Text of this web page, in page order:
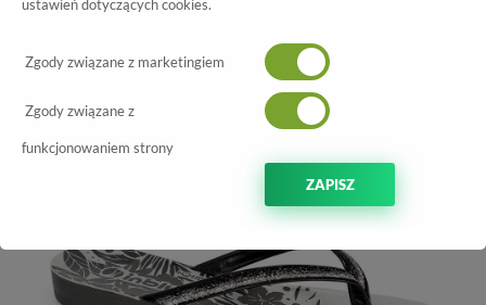
Klapki Inblu
ME000014 Czarny
ustawień dotyczących cookies.
Zgody związane z marketingiem
Zgody związane z
funkcjonowaniem strony
ZAPISZ